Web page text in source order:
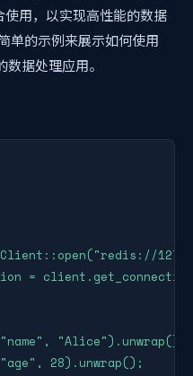
用，以实现高性能的数据
单的示例来展示如何使用
据处理应用。
=
"Alice").unwrap();
28).unwrap();